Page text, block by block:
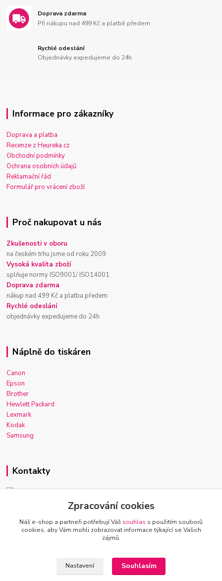
Doprava zdarma
Při nákupu nad 499 Kč a platbě předem
Rychlé odeslání
Objednávky expedujeme do 24h
Informace pro zákazníky
Doprava a platba
Recenze z Heureka.cz
Obchodní podmínky
Ochrana osobních údajů
Reklamační řád
Formulář pro vrácení zboží
Proč nakupovat u nás
Zkušenosti v oboru
na českém trhu jsme od roku 2009
Vysoká kvalita zboží
splňuje normy ISO9001/ ISO14001
Doprava zdarma
nákup nad 499 Kč a platba předem
Rychlé odeslání
objednávky expedujeme do 24h
Náplně do tiskáren
Canon
Epson
Brother
Hewlett Packard
Lexmark
Kodak
Samsung
Kontakty
Josef Macek
+420 603 921 266
Po-Ne, 7-22h
Zpracování cookies
Náš e-shop a partneři potřebují Váš souhlas s použitím souborů
cookies, aby Vám mohli zobrazovat informace týkající se Vašich
zájmů.
Nastavení Souhlasím